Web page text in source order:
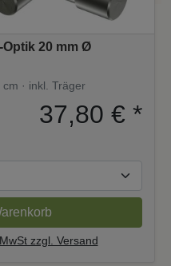
jeden
inklusive –
Suchen nach
passendem
20 mm Ø
· inkl. Träger
37,80 € *
MwSt zzgl. Versand